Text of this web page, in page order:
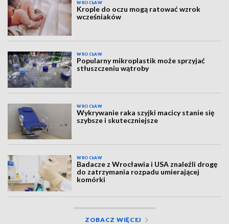
WROCŁAW
Krople do oczu mogą ratować wzrok
wcześniaków
WROCŁAW
Popularny mikroplastik może sprzyjać
stłuszczeniu wątroby
WROCŁAW
Wykrywanie raka szyjki macicy stanie się
szybsze i skuteczniejsze
WROCŁAW
Badacze z Wrocławia i USA znaleźli drogę
do zatrzymania rozpadu umierającej
komórki
ZOBACZ WIĘCEJ